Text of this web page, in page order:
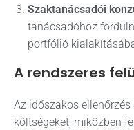
Szaktanácsadói
tanácsadóhoz
portfólió
A rendszeres
Az időszakos
költségeket, miközben